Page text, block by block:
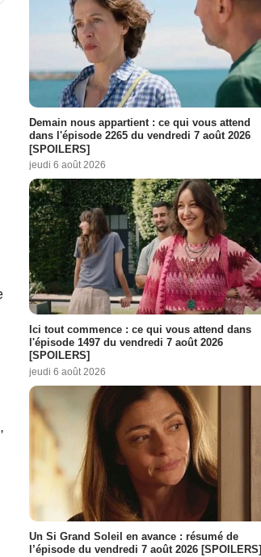
Demain nous appartient : ce qui vous attend
dans l'épisode 2265 du vendredi 7 août 2026
[SPOILERS]
jeudi 6 août 2026
Ici tout commence : ce qui vous attend dans
l'épisode 1497 du vendredi 7 août 2026
[SPOILERS]
jeudi 6 août 2026
Un Si Grand Soleil en avance : résumé de
l’épisode du vendredi 7 août 2026 [SPOILERS]